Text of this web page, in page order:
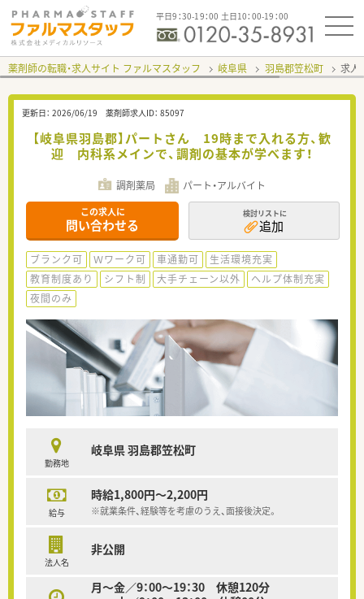
平日9：30-19：00 土日10：00-19：00
薬剤師の転職・求人サイト ファルマスタッフ 岐阜県 羽島郡笠松町 求人
更新日： 2026/06/19 薬剤師求人ID： 85097
【岐阜県羽島郡】パートさん 19時まで入れる方、歓
迎 内科系メインで、調剤の基本が学べます！
調剤薬局 パート・アルバイト
この求人に
問い合わせる
検討リストに
追加
ブランク可 Ｗワーク可 車通勤可
生活環境充実
教育制度あり
シフト制 大手チェーン以外
ヘルプ体制充実
夜間のみ
勤務地
岐阜県 羽島郡笠松町
給与
時給1,800円～2,200円
※就業条件、経験等を考慮のうえ、面接後決定。
法人名
非公開
月～金／9：00～19：30 休憩120分